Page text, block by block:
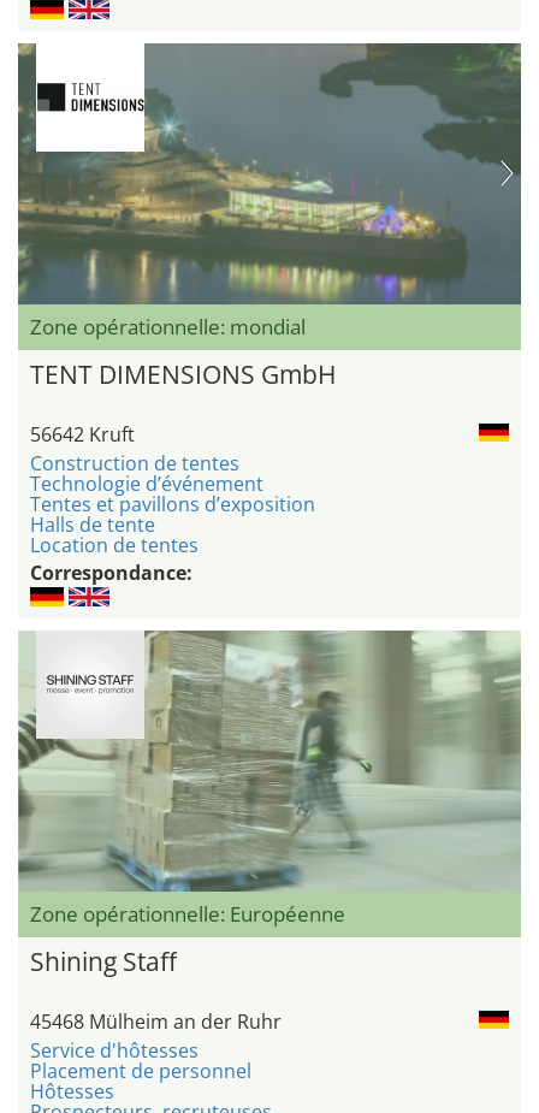
Zone opérationnelle: mondial
TENT DIMENSIONS GmbH
56642 Kruft
Construction de tentes
Technologie d’événement
Tentes et pavillons d’exposition
Halls de tente
Location de tentes
Correspondance:
Zone opérationnelle: Européenne
Shining Staff
45468 Mülheim an der Ruhr
Service d'hôtesses
Placement de personnel
Hôtesses